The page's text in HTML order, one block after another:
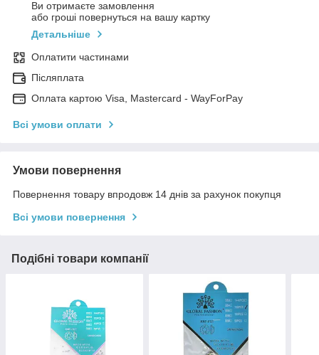
Ви отримаєте замовлення
або гроші повернуться на вашу картку
Детальніше
Оплатити частинами
Післяплата
Оплата картою Visa, Mastercard - WayForPay
Всі умови оплати
Умови повернення
Повернення товару впродовж 14 днів за рахунок покупця
Всі умови повернення
Подібні товари компанії